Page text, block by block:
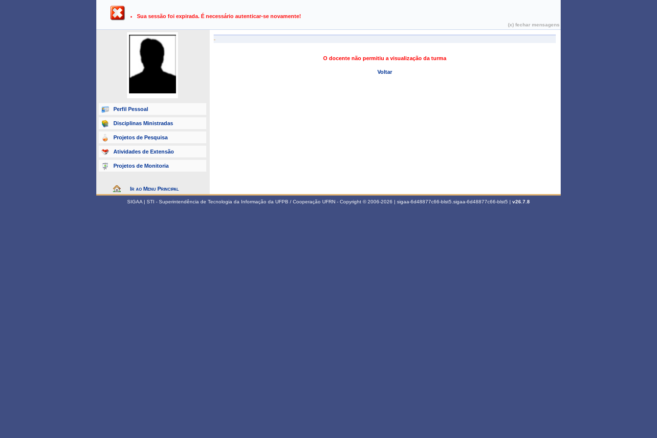
UFPB ›
Sua sessão foi expirada. É necessário autenticar-se novamente!
(x) fechar mensagens
Perfil Pessoal
Disciplinas Ministradas
Projetos de Pesquisa
Atividades de Extensão
Projetos de Monitoria
Ir ao Menu Principal
-
O docente não permitiu a visualização da turma
Voltar
SIGAA | STI - Superintendência de Tecnologia da Informação da UFPB / Cooperação UFRN - Copyright © 2006-2026 | sigaa-6d48877c66-blst5.sigaa-6d48877c66-blst5 | v26.7.8